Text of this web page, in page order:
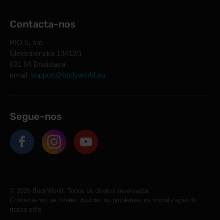
Contacta-nos
BIO 5, sro
Elektrárenská 13412/1
831 04 Bratislava
email: support@bodyworld.eu
Segue-nos
© 2026 BodyWorld. Todos os direitos reservados.
Contacta-nos se tiveres dúvidas ou problemas na visualização do
nosso sítio